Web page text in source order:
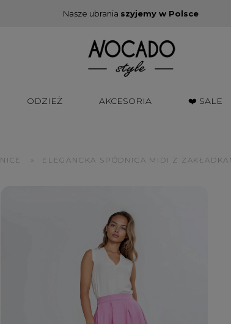
Nasze ubrania szyjemy w Polsce
ODZIEŻ AKCESORIA ❤️ SALE
» ELEGANCKA SPÓDNICA MIDI Z